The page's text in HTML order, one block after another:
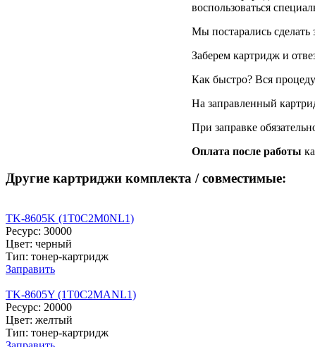
воспользоваться
Мы постарались сделать
Заберем картридж и
Как быстро? Вся
На заправленный
При заправке
Оплата после работы
Другие картриджи комплекта / совместимые:
TK-8605K (1T0C2M0NL1)
Ресурс: 30000
Цвет: черный
Тип: тонер-картридж
Заправить
TK-8605Y (1T0C2MANL1)
Ресурс: 20000
Цвет: желтый
Тип: тонер-картридж